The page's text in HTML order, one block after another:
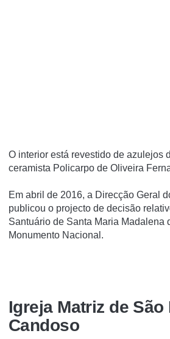
O interior está revestido de azulejos
ceramista Policarpo de Oliveira
Em abril de 2016, a Direcção Geral
publicou o projecto de decisão
Santuário de Santa Maria Madalena
Monumento Nacional.
Igreja Matriz de
Candoso